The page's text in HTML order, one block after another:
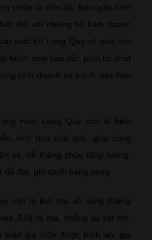
chiêu tài đón lộc, luôn gặp bình
đối với những hộ kinh doanh
xuất thì Long Quy sẽ giúp thu
buôn may bán đắt, phát tài phát
kinh doanh và tránh việc hao
Hoa, Long Quy còn là biểu
vinh hoa phú quý, giúp công
sẻ, dễ thăng chức tăng lương,
đạt, ghi danh bảng vàng.
còn là linh thú vô cùng thiêng
đuổi tà ma, chống lại sát khí,
toàn gia luôn được bình an, gia